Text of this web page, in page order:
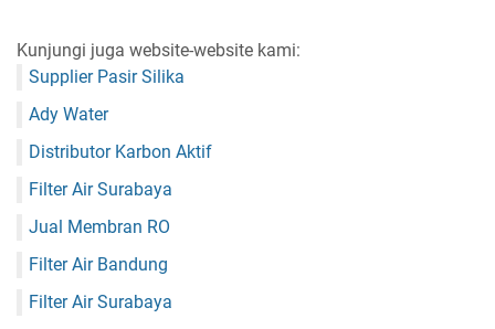
Kunjungi juga website-website kami:
Supplier Pasir Silika
Ady Water
Distributor Karbon Aktif
Filter Air Surabaya
Jual Membran RO
Filter Air Bandung
Filter Air Surabaya